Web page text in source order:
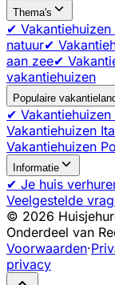
Thema's
✔
natuur✔
aan zee✔
vakantiehuizen
Populaire
✔ Vakantiehuizen
Vakantiehuizen
Vakantiehuizen
Informatie
✔ Je huis
Veelgestelde
© 2026
Onderdeel van
Voorwaarden·
privacy